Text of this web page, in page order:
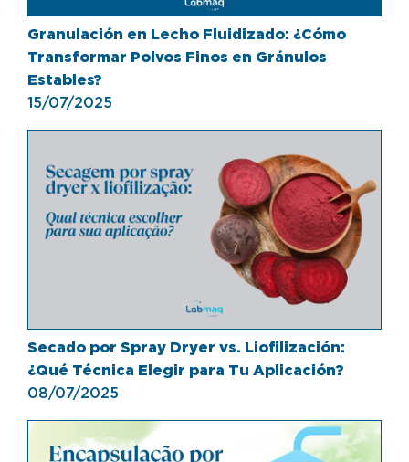
Granulación en Lecho Fluidizado: ¿Cómo
Transformar Polvos Finos en Gránulos
Estables?
15/07/2025
Secado por Spray Dryer vs. Liofilización:
¿Qué Técnica Elegir para Tu Aplicación?
08/07/2025